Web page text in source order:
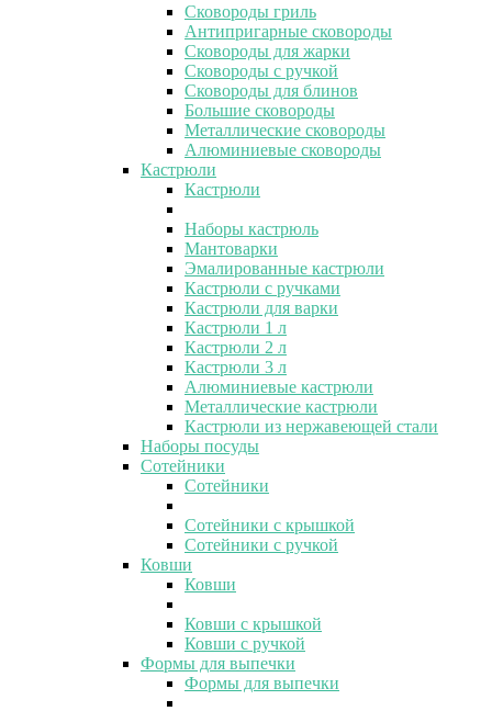
Сковороды гриль
Антипригарные сковороды
Сковороды для жарки
Сковороды с ручкой
Сковороды для блинов
Большие сковороды
Металлические сковороды
Алюминиевые сковороды
Кастрюли
Кастрюли
Наборы кастрюль
Мантоварки
Эмалированные кастрюли
Кастрюли с ручками
Кастрюли для варки
Кастрюли 1 л
Кастрюли 2 л
Кастрюли 3 л
Алюминиевые кастрюли
Металлические кастрюли
Кастрюли из нержавеющей стали
Наборы посуды
Сотейники
Сотейники
Сотейники с крышкой
Сотейники с ручкой
Ковши
Ковши
Ковши с крышкой
Ковши с ручкой
Формы для выпечки
Формы для выпечки